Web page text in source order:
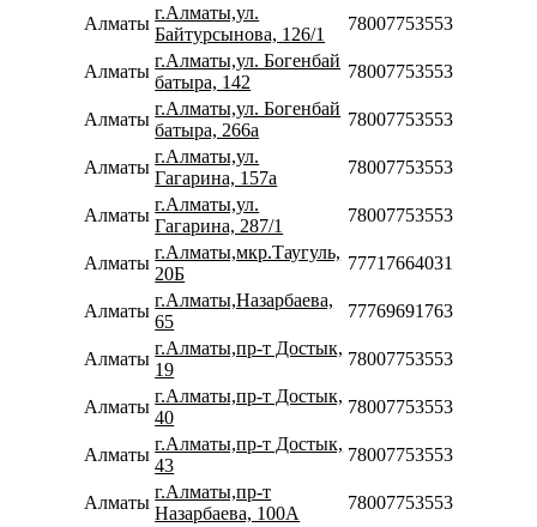
Алматы
г.Алматы,ул.
Байтурсынова, 126/1
78007753553
Алматы
г.Алматы,ул. Богенбай
батыра, 142
78007753553
Алматы
г.Алматы,ул. Богенбай
батыра, 266а
78007753553
Алматы
г.Алматы,ул.
Гагарина, 157а
78007753553
Алматы
г.Алматы,ул.
Гагарина, 287/1
78007753553
Алматы
г.Алматы,мкр.Таугуль,
20Б
77717664031
Алматы
г.Алматы,Назарбаева,
65
77769691763
Алматы
г.Алматы,пр-т Достык,
19
78007753553
Алматы
г.Алматы,пр-т Достык,
40
78007753553
Алматы
г.Алматы,пр-т Достык,
43
78007753553
Алматы
г.Алматы,пр-т
Назарбаева, 100А
78007753553